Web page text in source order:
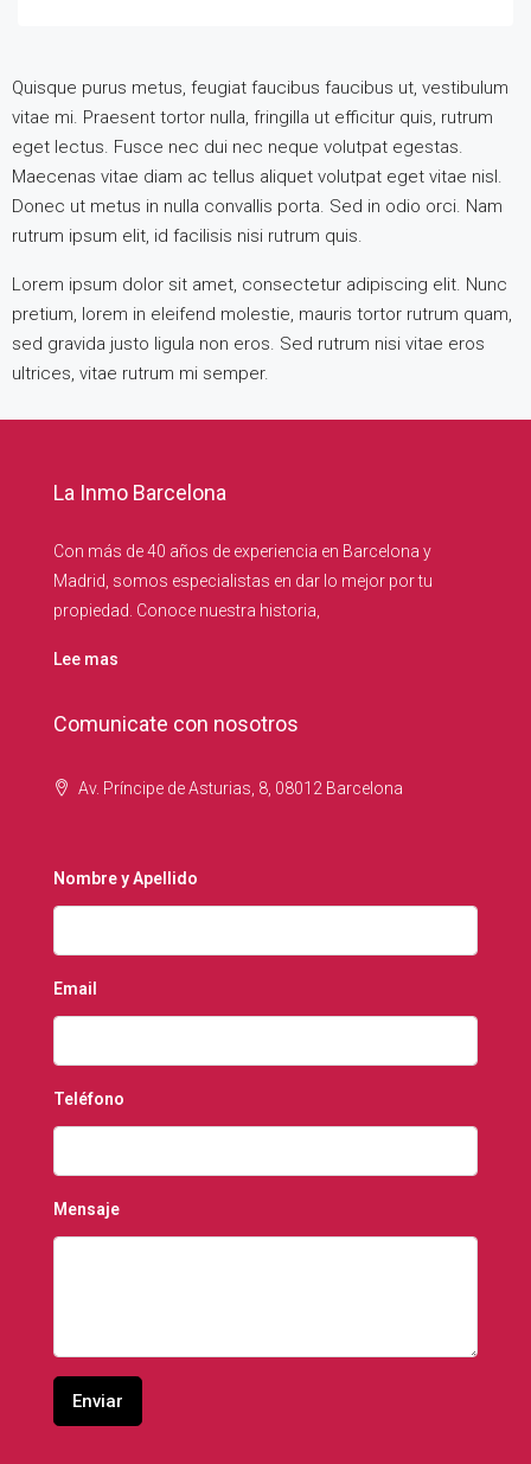
Quisque purus metus, feugiat faucibus faucibus ut, vestibulum
vitae mi. Praesent tortor nulla, fringilla ut efficitur quis, rutrum
eget lectus. Fusce nec dui nec neque volutpat egestas.
Maecenas vitae diam ac tellus aliquet volutpat eget vitae nisl.
Donec ut metus in nulla convallis porta. Sed in odio orci. Nam
rutrum ipsum elit, id facilisis nisi rutrum quis.
Lorem ipsum dolor sit amet, consectetur adipiscing elit. Nunc
pretium, lorem in eleifend molestie, mauris tortor rutrum quam,
sed gravida justo ligula non eros. Sed rutrum nisi vitae eros
ultrices, vitae rutrum mi semper.
La Inmo Barcelona
Con más de 40 años de experiencia en Barcelona y
Madrid, somos especialistas en dar lo mejor por tu
propiedad. Conoce nuestra historia,
Lee mas
Comunicate con nosotros
Av. Príncipe de Asturias, 8, 08012 Barcelona
Nombre y Apellido
Email
Teléfono
Mensaje